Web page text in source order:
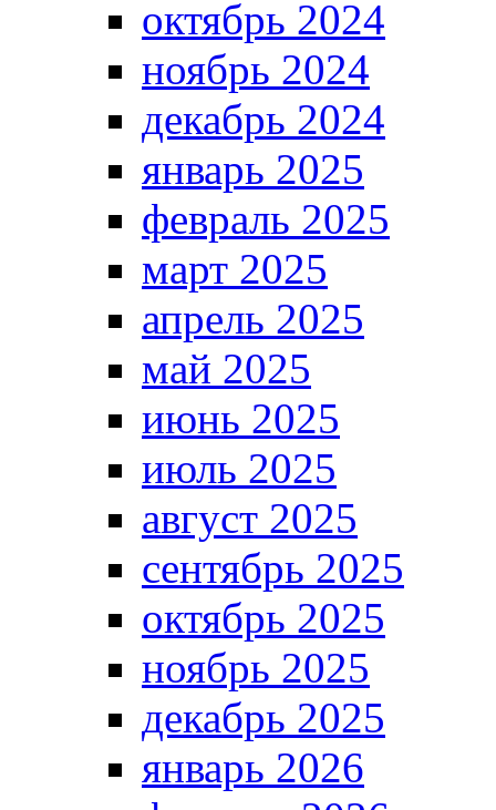
октябрь 2024
ноябрь 2024
декабрь 2024
январь 2025
февраль 2025
март 2025
апрель 2025
май 2025
июнь 2025
июль 2025
август 2025
сентябрь 2025
октябрь 2025
ноябрь 2025
декабрь 2025
январь 2026